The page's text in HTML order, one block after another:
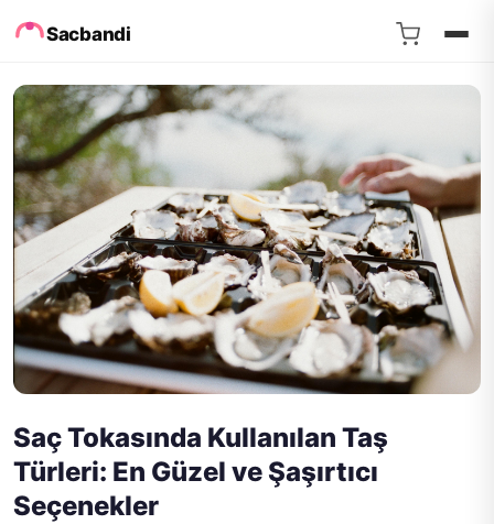
Sacbandi
Saç Tokasında Kullanılan Taş
Türleri: En Güzel ve Şaşırtıcı
Seçenekler